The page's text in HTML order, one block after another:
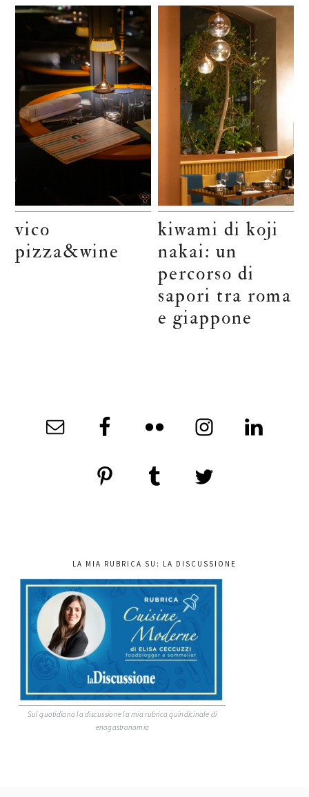
vico
pizza&wine
kiwami di koji
nakai: un
percorso di
sapori tra roma
e giappone
LA MIA RUBRICA SU: LA DISCUSSIONE
Sul quotidiano la discussione la mia rubrica quindicinale di
enogastronomia